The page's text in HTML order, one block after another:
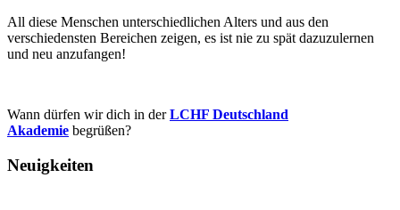
All diese Menschen unterschiedlichen Alters und aus den
verschiedensten Bereichen zeigen, es ist nie zu spät dazuzulernen
und neu anzufangen!
Wann dürfen wir dich in derLCHF Deutschland
Akademie begrüßen?
Neuigkeiten